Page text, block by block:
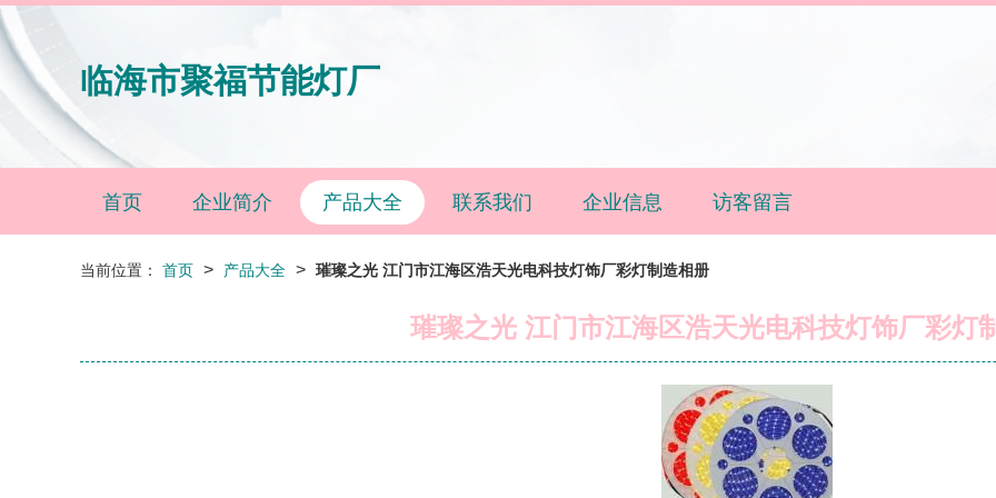
临海市聚福节能灯厂
首页 企业简介 产品大全 联系我们 企业信息 访客留言
当前位置： 首页 > 产品大全 > 璀璨之光 江门市江海区浩天光电科技灯饰厂彩灯制造相册
璀璨之光 江门市江海区浩天光电科技灯饰厂彩灯